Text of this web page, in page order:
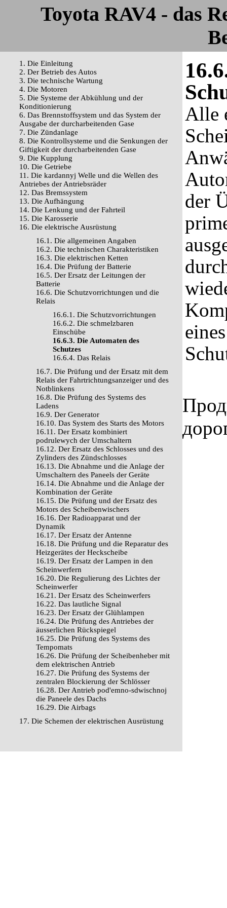
Toyota RAV4 - das
1. Die Einleitung
2. Der Betrieb des Autos
3. Die technische Wartung
4. Die Motoren
5. Die Systeme der Abkühlung und der
Konditionierung
6. Das Brennstoffsystem und das System der
Ausgabe der durcharbeitenden Gase
7. Die Zündanlage
8. Die Kontrollsysteme und die Senkungen der
Giftigkeit der durcharbeitenden Gase
9. Die Kupplung
10. Die Getriebe
11. Die kardannyj Welle und die Wellen des
Antriebes der Antriebsräder
12. Das Bremssystem
13. Die Aufhängung
14. Die Lenkung und der Fahrteil
15. Die Karosserie
16. Die elektrische Ausrüstung
16.1. Die allgemeinen Angaben
16.2. Die technischen Charakteristiken
16.3. Die elektrischen Ketten
16.4. Die Prüfung der Batterie
16.5. Der Ersatz der Leitungen der
Batterie
16.6. Die Schutzvorrichtungen und die
Relais
16.6.1. Die Schutzvorrichtungen
16.6.2. Die schmelzbaren
Einschübe
16.6.3. Die Automaten des
Schutzes
16.6.4. Das Relais
16.7. Die Prüfung und der Ersatz mit dem
Relais der Fahrtrichtungsanzeiger und des
Notblinkens
16.8. Die Prüfung des Systems des
Ladens
16.9. Der Generator
16.10. Das System des Starts des Motors
16.11. Der Ersatz kombiniert
podrulewych der Umschaltern
16.12. Der Ersatz des Schlosses und des
Zylinders des Zündschlosses
16.13. Die Abnahme und die Anlage der
Umschaltern des Paneels der Geräte
16.14. Die Abnahme und die Anlage der
Kombination der Geräte
16.15. Die Prüfung und der Ersatz des
Motors des Scheibenwischers
16.16. Der Radioapparat und der
Dynamik
16.17. Der Ersatz der Antenne
16.18. Die Prüfung und die Reparatur des
Heizgerätes der Heckscheibe
16.19. Der Ersatz der Lampen in den
Scheinwerfern
16.20. Die Regulierung des Lichtes der
Scheinwerfer
16.21. Der Ersatz des Scheinwerfers
16.22. Das lautliche Signal
16.23. Der Ersatz der Glühlampen
16.24. Die Prüfung des Antriebes der
äusserlichen Rückspiegel
16.25. Die Prüfung des Systems des
Tempomats
16.26. Die Prüfung der Scheibenheber mit
dem elektrischen Antrieb
16.27. Die Prüfung des Systems der
zentralen Blockierung der Schlösser
16.28. Der Antrieb pod'emno-sdwischnoj
die Paneele des Dachs
16.29. Die Airbags
17. Die Schemen der elektrischen Ausrüstung
Alle
der